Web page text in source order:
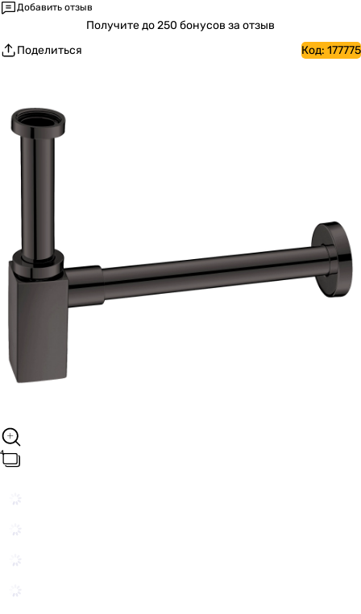
Добавить отзыв
Получитедо 250 бонусов за отзыв
Поделиться
Код: 177775